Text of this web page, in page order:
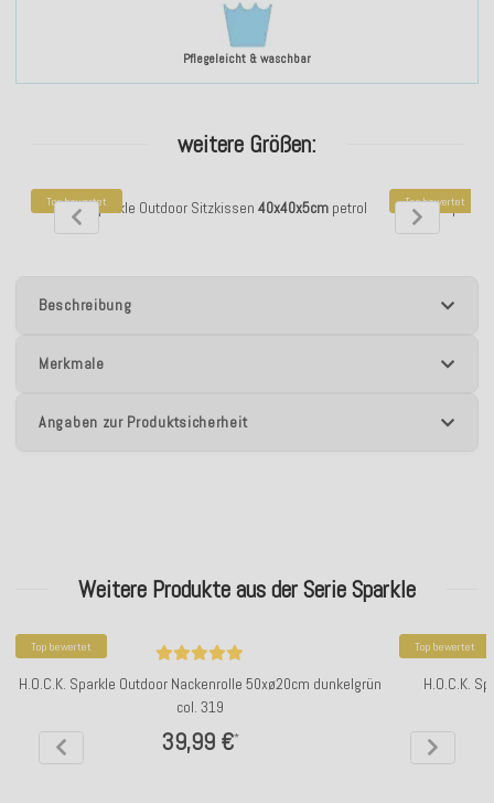
Pflegeleicht & waschbar
weitere Größen:
Top bewertet
H.O.C.K. Sparkle Outdoor Sitzkissen 40x40x5cmpetrol Top bewertet
H.O.C.K.
Beschreibung
Merkmale
Angaben zur Produktsicherheit
Weitere Produkte aus der Serie Sparkle
Top bewertet
H.O.C.K. Sparkle Outdoor Nackenrolle 50xø20cm dunkelgrün
col. 319
39,99 €*
Top bewertet
H.O.C.K.